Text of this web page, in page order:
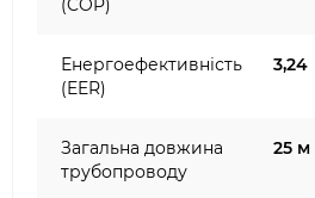
(COP)
Енергоефективність
(EER)
3,24
Загальна довжина
трубопроводу
25 м